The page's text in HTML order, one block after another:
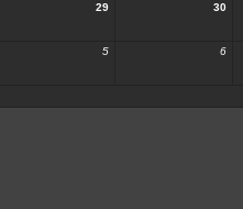
29 30
5 6